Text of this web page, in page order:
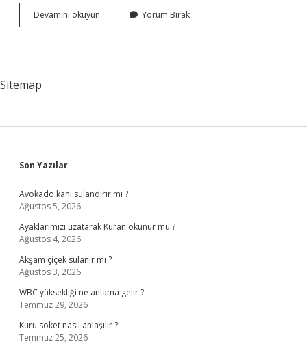
Devamını okuyun Doğrulayıcı
Soru
Yorum Bırak
Sitemap
Sidebar
Son Yazılar
Avokado kanı sulandırır mı ?
Ağustos 5, 2026
Ayaklarımızı uzatarak Kuran okunur mu ?
Ağustos 4, 2026
Akşam çiçek sulanır mı ?
Ağustos 3, 2026
WBC yüksekliği ne anlama gelir ?
Temmuz 29, 2026
Kuru soket nasıl anlaşılır ?
Temmuz 25, 2026